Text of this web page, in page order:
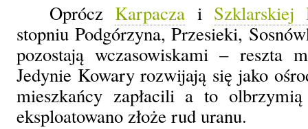
Oprócz Karpacza i Szklarskiej
stopniu Podgórzyna, Przesieki,
pozostają wczasowiskami – reszta
Jedynie Kowary rozwijają się jako
mieszkańcy zapłacili a to
eksploatowano złoże rud uranu.